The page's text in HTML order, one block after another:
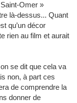
Omer »
là-dessus... Quant
qu’un décor
rien au film et aurait
se dit que cela va
non, à part ces
de comprendre la
donner de